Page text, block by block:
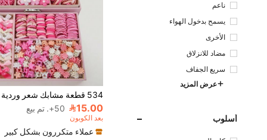
ناعم
يسمح بدخول الهواء
الأخرى
مضاد للانزلاق
سريع الجفاف
عرض المزيد
أسلوب
15.00 50+. تم بيع
بعد الكوبون
عملاء متكررون بشكل كبير